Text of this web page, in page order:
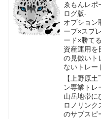
ゑもんレポ
ログ版-
オプション
ーブ×スプ
ード×勝て
資産運用を
の見倣いト
ないトレー
【上野原
ン専業トレ
山岳地帯に
ロノリンク
のサブスピ